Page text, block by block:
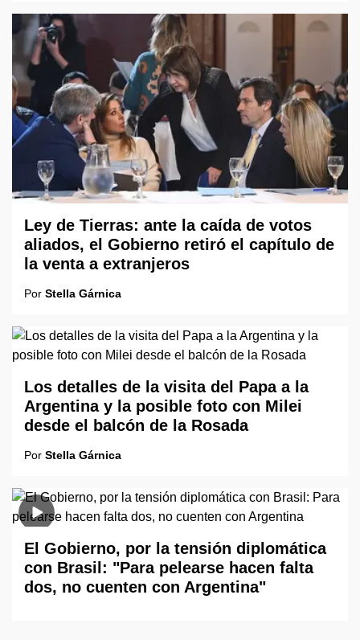
Ley de Tierras: ante la caída de votos
aliados, el Gobierno retiró el capítulo de
la venta a extranjeros
Por Stella Gárnica
Los detalles de la visita del Papa a la
Argentina y la posible foto con Milei
desde el balcón de la Rosada
Por Stella Gárnica
El Gobierno, por la tensión diplomática
con Brasil: "Para pelearse hacen falta
dos, no cuenten con Argentina"